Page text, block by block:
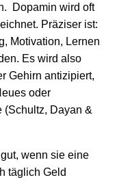
Dopamin wird oft
Präziser ist:
Motivation, Lernen
Es wird also
Gehirn antizipiert,
oder
(Schultz, Dayan &
wenn sie eine
täglich Geld